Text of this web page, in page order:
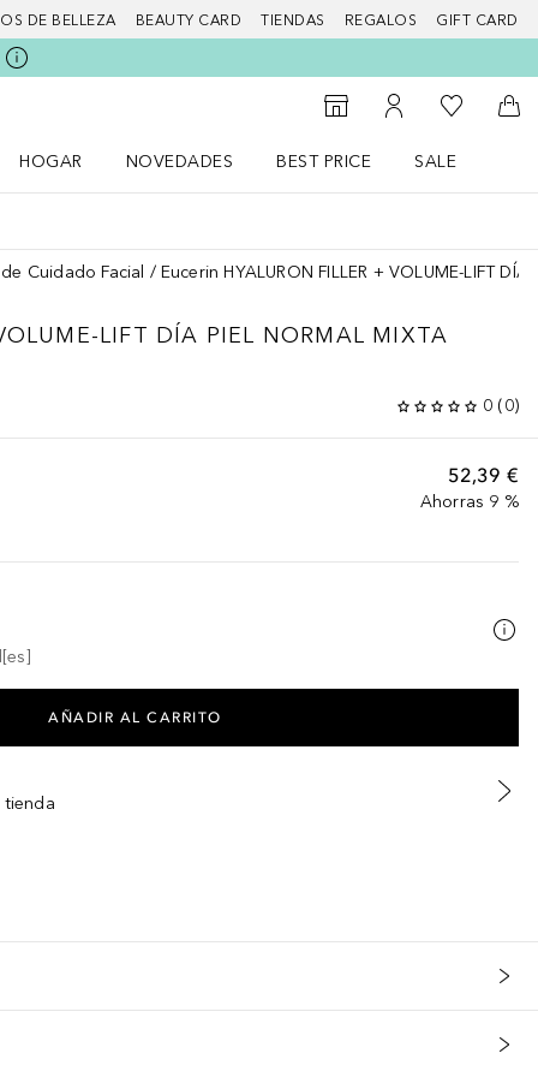
DE BELLEZA BEAUTY CARD TIENDAS REGALOS GIFT CARD
Al Storefinder
Mi cuenta
Mi lista de
A
HOGAR
NOVEDADES
BEST PRICE
SALE
Cuidado Facial Eucerin HYALURON FILLER + VOLUME-LIFT DÍA
LIFT DÍA PIEL NORMAL MIXTA
0 (0)
52,39 €
Ahorras 9 %
AÑADIR AL CARRITO
tienda